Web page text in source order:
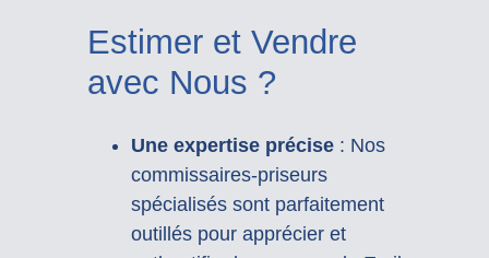
Estimer et Vendre
avec Nous ?
Une expertise précise: Nos
commissaires-priseurs
spécialisés sont parfaitement
outillés pour apprécier et